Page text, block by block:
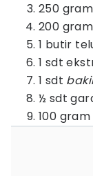
250
200
1 butir
1 sdt
1 sdt
½ sdt
100 gram